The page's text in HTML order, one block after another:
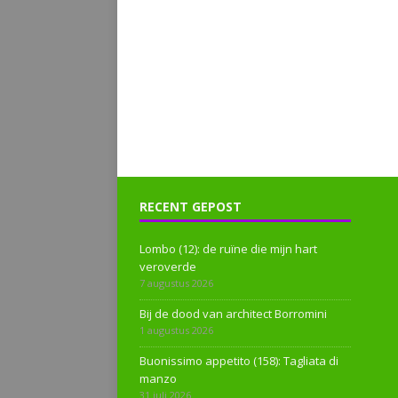
RECENT GEPOST
Lombo (12): de ruïne die mijn hart
veroverde
7 augustus 2026
Bij de dood van architect Borromini
1 augustus 2026
Buonissimo appetito (158): Tagliata di
manzo
31 juli 2026